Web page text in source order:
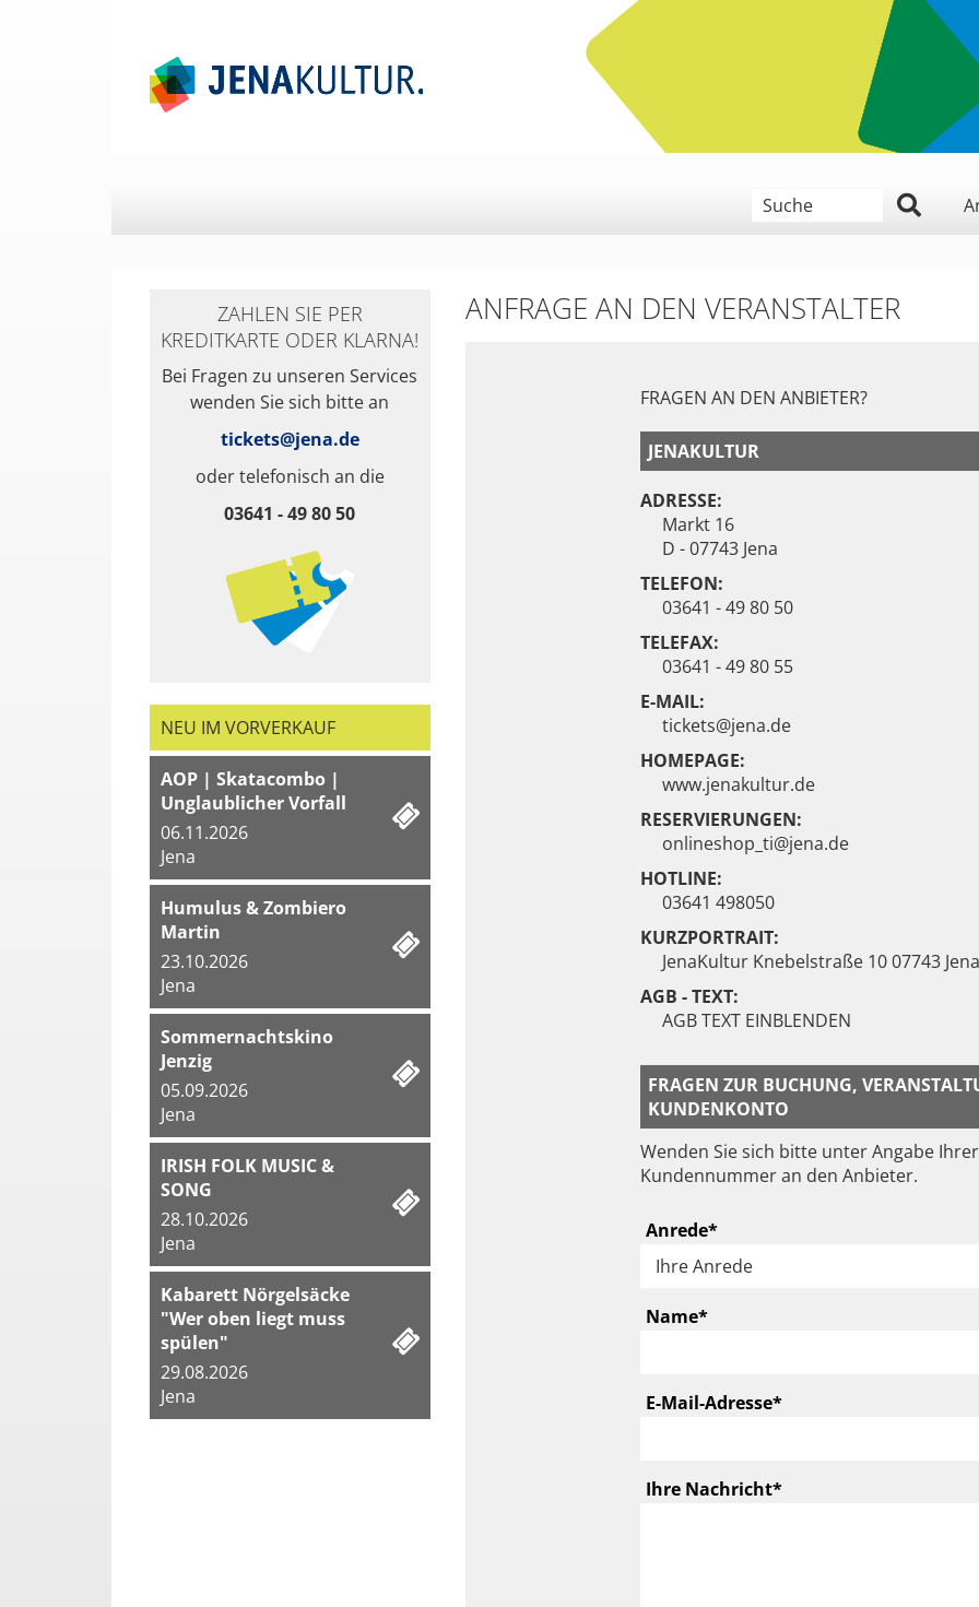
zum
Menü
geben Sie hier ein
ZAHLEN SIE PER
KREDITKARTE ODER KLARNA!
Bei Fragen zu unseren Services
wenden Sie sich bitte an
tickets@jena.de
oder telefonisch an die
03641 - 49 80 50
NEU IM VORVERKAUF
AOP | Skatacombo |
Unglaublicher Vorfall
06.11.2026
Jena
Humulus & Zombiero
Martin
23.10.2026
Jena
Sommernachtskino
Jenzig
05.09.2026
Jena
IRISH FOLK MUSIC &
SONG
28.10.2026
Jena
Kabarett Nörgelsäcke
"Wer oben liegt muss
spülen"
29.08.2026
Jena
ANFRAGE AN DEN VERANSTALTER
FRAGEN AN DEN ANBIETER?
JENAKULTUR
ADRESSE:
Markt 16
D - 07743 Jena
TELEFON:
03641 - 49 80 50
TELEFAX:
03641 - 49 80 55
E-MAIL:
tickets@jena.de
HOMEPAGE:
www.jenakultur.de
RESERVIERUNGEN:
onlineshop_ti@jena.de
HOTLINE:
03641 498050
KURZPORTRAIT:
JenaKultur Knebelstraße 10 07743
AGB - TEXT:
AGB TEXT EINBLENDEN
FRAGEN ZUR BUCHUNG,
KUNDENKONTO
Wenden Sie sich bitte unter Angabe
Kundennummer an den Anbieter.
Anrede*Auswahlbox für die Anrede.
Name*Textfeld für die Eingabe Ihres
E-Mail-Adresse*Textfeld für die
Ihre Nachricht*Bitte geben Sie hier